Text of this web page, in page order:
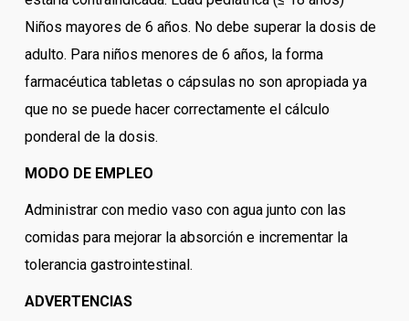
Niños mayores de 6 años. No debe superar la dosis de
adulto. Para niños menores de 6 años, la forma
farmacéutica tabletas o cápsulas no son apropiada ya
que no se puede hacer correctamente el cálculo
ponderal de la dosis.
MODO DE EMPLEO
Administrar con medio vaso con agua junto con las
comidas para mejorar la absorción e incrementar la
tolerancia gastrointestinal.
ADVERTENCIAS